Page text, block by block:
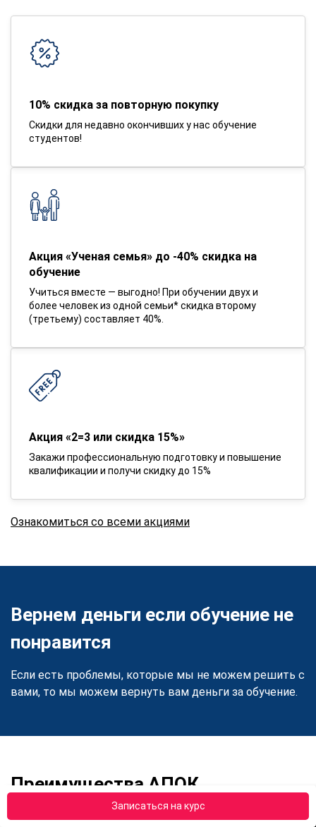
Записаться на курс
10% скидка за повторную покупку
Скидки для недавно окончивших у нас обучение
студентов!
Акция «Ученая семья» до -40% скидка на
обучение
Учиться вместе — выгодно! При обучении двух и
более человек из одной семьи* скидка второму
(третьему) составляет 40%.
Акция «2=3 или скидка 15%»
Закажи профессиональную подготовку и повышение
квалификации и получи скидку до 15%
Ознакомиться со всеми акциями
Вернем деньги если обучение не
понравится
Если есть проблемы, которые мы не можем решить с
вами, то мы можем вернуть вам деньги за обучение.
Преимущества АПОК